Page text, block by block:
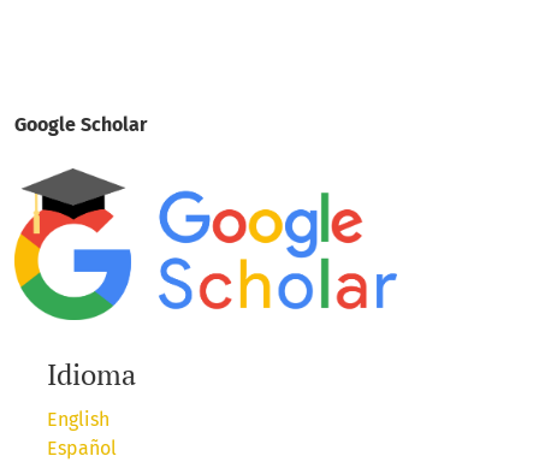
Google Scholar
Idioma
English
Español